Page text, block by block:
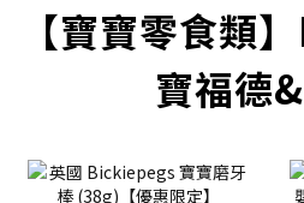
【寶寶零食類
寶福德